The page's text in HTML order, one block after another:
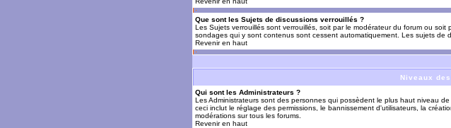
Que sont les Sujets de discussions verrouillés ?
Les Sujets verrouillés sont verrouillés, soit par le modérateur du forum ou
sondages qui y sont contenus sont cessent automatiquement. Les sujets de
Revenir en haut
Niveaux
Qui sont les Administrateurs ?
Les Administrateurs sont des personnes qui possèdent le plus haut niveau
ceci inclut le réglage des permissions, le bannissement d'utilisateurs, la
modérations sur tous les forums.
Revenir en haut